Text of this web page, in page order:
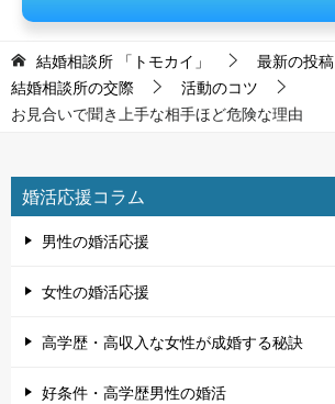
結婚相談所 「トモカイ」
最新の投稿
結婚相談所の交際
活動のコツ
お見合いで聞き上手な相手ほど危険な理由
婚活応援コラム
男性の婚活応援
女性の婚活応援
高学歴・高収入な女性が成婚する秘訣
好条件・高学歴男性の婚活